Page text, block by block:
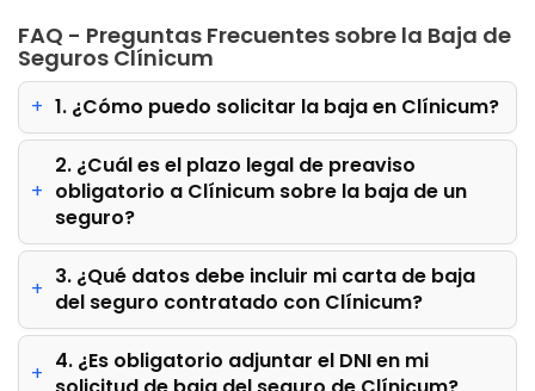
FAQ - Preguntas Frecuentes sobre la Baja de
Seguros Clínicum
1. ¿Cómo puedo solicitar la baja en Clínicum?
2. ¿Cuál es el plazo legal de preaviso
obligatorio a Clínicum sobre la baja de un
seguro?
3. ¿Qué datos debe incluir mi carta de baja
del seguro contratado con Clínicum?
4. ¿Es obligatorio adjuntar el DNI en mi